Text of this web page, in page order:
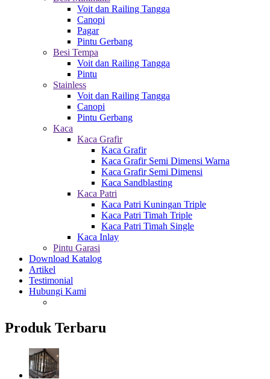
Voit dan Railing Tangga
Canopi
Pagar
Pintu Gerbang
Besi Tempa
Voit dan Railing Tangga
Pintu
Stainless
Voit dan Railing Tangga
Canopi
Pintu Gerbang
Kaca
Kaca Grafir
Kaca Grafir
Kaca Grafir Semi Dimensi Warna
Kaca Grafir Semi Dimensi
Kaca Sandblasting
Kaca Patri
Kaca Patri Kuningan Triple
Kaca Patri Timah Triple
Kaca Patri Timah Single
Kaca Inlay
Pintu Garasi
Download Katalog
Artikel
Testimonial
Hubungi Kami
Produk Terbaru